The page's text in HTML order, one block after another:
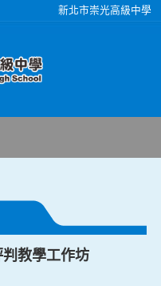
新北市崇光高級中學
教學工作坊